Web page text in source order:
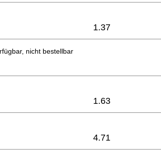
1.37
nicht bestellbar
1.63
4.71